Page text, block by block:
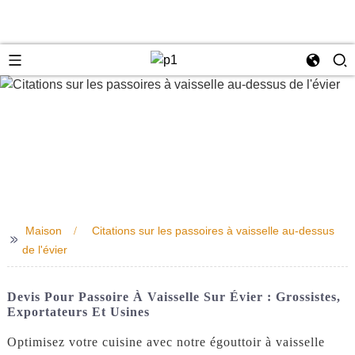
>>
Maison
Citations sur les passoires à vaisselle au-dessus
de l'évier
Devis Pour Passoire À Vaisselle Sur Évier : Grossistes,
Exportateurs Et Usines
Optimisez votre cuisine avec notre égouttoir à vaisselle